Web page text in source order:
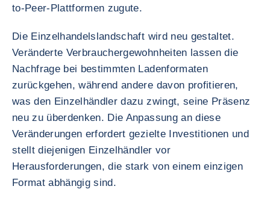
to-Peer-Plattformen zugute.
Die Einzelhandelslandschaft wird neu gestaltet.
Veränderte Verbrauchergewohnheiten lassen die
Nachfrage bei bestimmten Ladenformaten
zurückgehen, während andere davon profitieren,
was den Einzelhändler dazu zwingt, seine Präsenz
neu zu überdenken. Die Anpassung an diese
Veränderungen erfordert gezielte Investitionen und
stellt diejenigen Einzelhändler vor
Herausforderungen, die stark von einem einzigen
Format abhängig sind.